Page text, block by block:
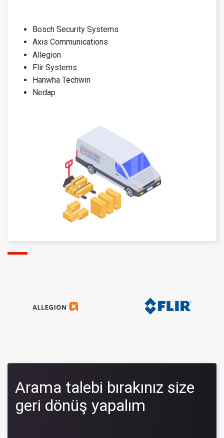
Bosch Security Systems
Axis Communications
Allegion
Flir Systems
Hanwha Techwin
Nedap
Arama talebi bırakınız size
geri dönüş yapalım